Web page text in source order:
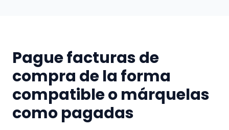
Pague facturas de
compra de la forma
compatible o márquelas
como pagadas